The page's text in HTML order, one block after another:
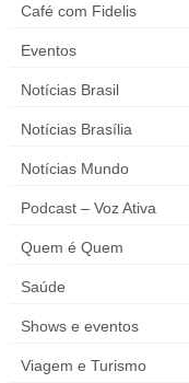
Café com Fidelis
Eventos
Notícias Brasil
Notícias Brasília
Notícias Mundo
Podcast – Voz Ativa
Quem é Quem
Saúde
Shows e eventos
Viagem e Turismo